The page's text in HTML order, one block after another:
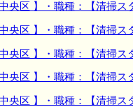
区 】・職種：【清掃ス
区 】・職種：【清掃ス
区 】・職種：【清掃ス
区 】・職種：【清掃ス
区 】・職種：【清掃ス